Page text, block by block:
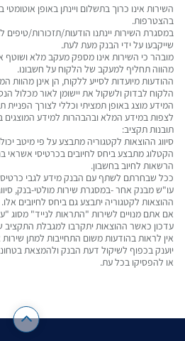
השירות אינו כרוך בתשלום ויינתן באופן
בהצטרפות.
במסגרת השירות יינתנו הודעות/תזכורות/טיפים
שייקבעו על ידי הבנק מעת לעת.
מובהר כי השירות אינו מספק מעקב מלא ושוטף
מהווה תחליף למעקב של הלקוח על חשבונו.
ההודעות מיועדות לסייע ללקוח, הן אינן מהוות
הלקוח לבדוק ולשקול את יישומן לאור מכלול
המידע מוצג באופן תמציתי וכללי לצורך
לצפות במידע המלא ובהבהרות למידע
תובנות תקציב:
סיווג ההוצאות לקטגוריה מתבצע על פי מיטב
הקטלוג מתבצע ביחס לחיובים בכרטיסי אשראי
הרשאות לחיוב בחשבון.
ככל שבחרתם לשתף עם הבנק מידע לגבי כרטיסי
עו"ש מבנק אחר -במסגרת שירות מולטי-בנק,
ההוצאות לקטגוריה יתבצע גם ביחס לחיובים אלו.
אם אתם מנויים לשירות "התראות לנייד" מסוג
עדכון כאשר ההוצאות יתקרבו למגבלת
אין לראות בהודעות משום התחייבות למתן
יוענק בכפוף לשיקול דעת הבנק ולהמצאת
או להפסיקו בכל עת.